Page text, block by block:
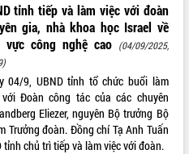
tỉnh tiếp và làm việc với đoàn
gia, nhà khoa học Israel về
vực công nghệ cao (04/09/2025,
04/9, UBND tỉnh tổ chức buổi làm
với Đoàn công tác của các chuyên
Eliezer, nguyên Bộ trưởng Bộ
Trưởng đoàn. Đồng chí Tạ Anh Tuấn
tỉnh chủ trì tiếp và làm việc với đoàn.